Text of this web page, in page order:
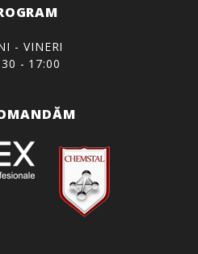
- VINERI
- 17:00